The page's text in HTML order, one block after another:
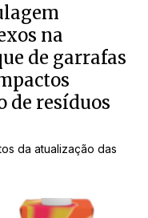
na
de garrafas
de resíduos
da atualização das